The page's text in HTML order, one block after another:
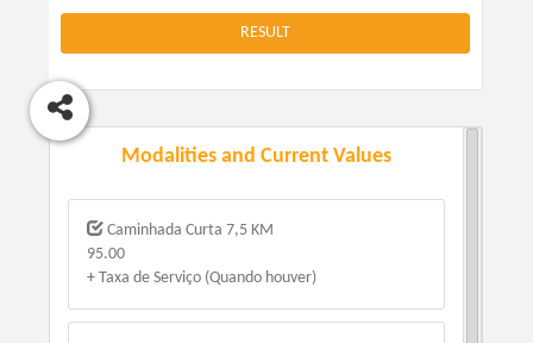
RESULT
Modalities and Current Values
Caminhada Curta 7,5 KM
95.00
+ Taxa de Serviço (Quando houver)